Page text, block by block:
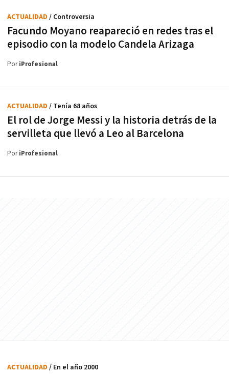
Facundo Moyano reapareció en redes tras el
episodio con la modelo Candela Arizaga
ACTUALIDAD / Controversia
PoriProfesional
El rol de Jorge Messi y la historia detrás de la
servilleta que llevó a Leo al Barcelona
ACTUALIDAD / Tenía 68 años
PoriProfesional
ACTUALIDAD / En el año 2000